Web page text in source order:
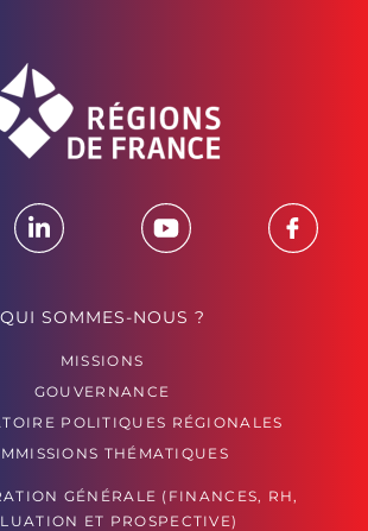
QUI SOMMES-NOUS ?
MISSIONS
GOUVERNANCE
POLITIQUES RÉGIONALES
THÉMATIQUES
GÉNÉRALE (FINANCES, RH,
ET PROSPECTIVE)